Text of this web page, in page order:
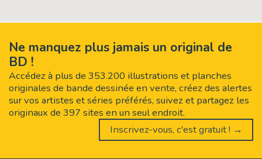
Ne manquez plus jamais un original de
BD !
Accédez à plus de 353.200 illustrations et planches
originales de bande dessinée en vente, créez des alertes
sur vos artistes et séries préférés, suivez et partagez les
originaux de 397 sites en un seul endroit.
Inscrivez-vous, c'est gratuit ! →